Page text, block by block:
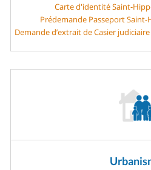
Carte d'identité Saint-
Prédemande Passeport
Demande d’extrait de Casier